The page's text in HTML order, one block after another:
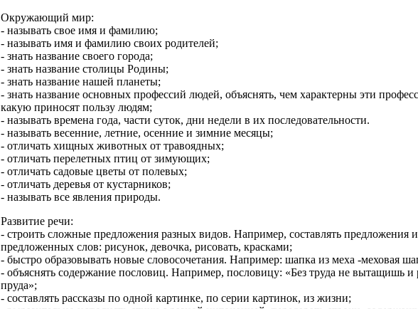
Окружающий мир:
- называть свое имя и фамилию;
- называть имя и фамилию своих родителей;
- знать название своего города;
- знать название столицы Родины;
- знать название нашей планеты;
- знать название основных профессий людей, объяснять, чем характерны эти
какую приносят пользу людям;
- называть времена года, части суток, дни недели в их последовательности.
- называть весенние, летние, осенние и зимние месяцы;
- отличать хищных животных от травоядных;
- отличать перелетных птиц от зимующих;
- отличать садовые цветы от полевых;
- отличать деревья от кустарников;
- называть все явления природы.
Развитие речи:
- строить сложные предложения разных видов. Например, составлять предложения
предложенных слов: рисунок, девочка, рисовать, красками;
- быстро образовывать новые словосочетания. Например: шапка из меха -меховая
- объяснять содержание пословиц. Например, пословицу: «Без труда не вытащишь и
пруда»;
- составлять рассказы по одной картинке, по серии картинок, из жизни;